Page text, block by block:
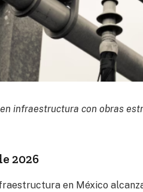
infraestructura con obras
2026
en México